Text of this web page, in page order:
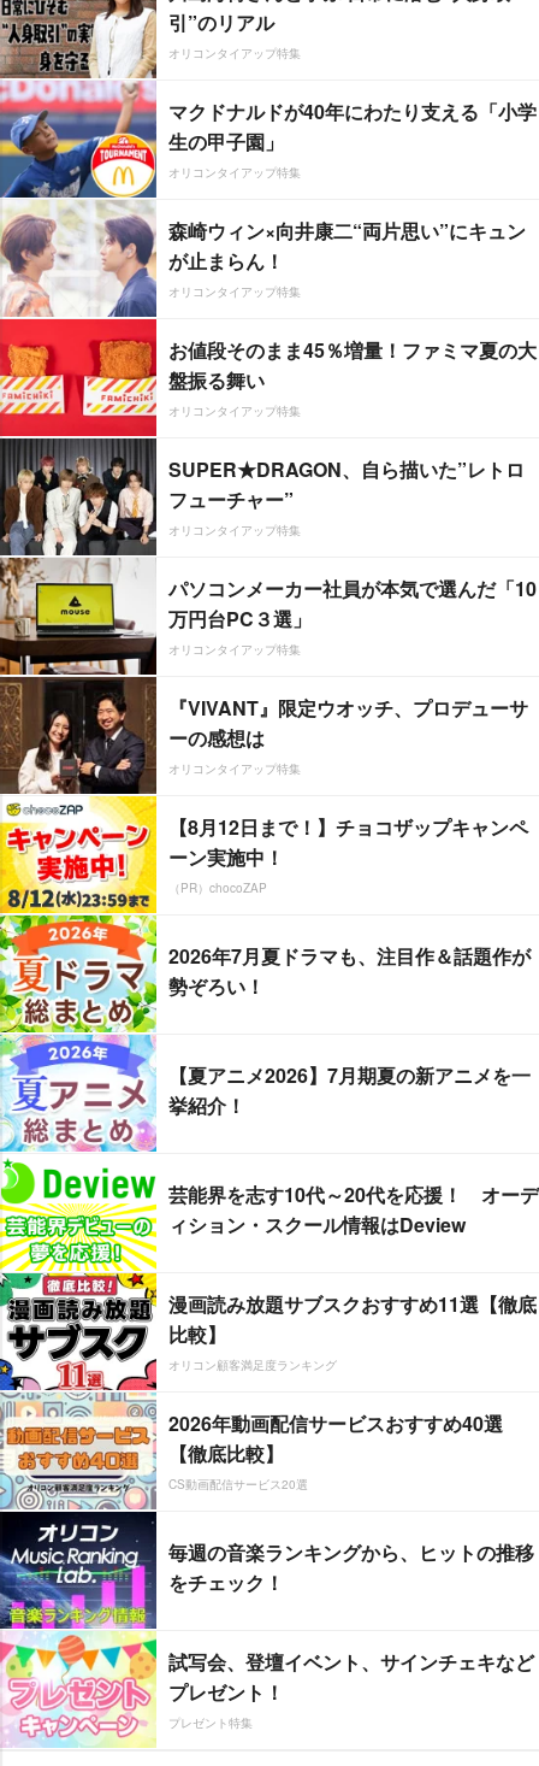
引”のリアル
オリコンタイアップ特集
マクドナルドが40年にわたり支える「小学
生の甲子園」
オリコンタイアップ特集
森崎ウィン×向井康二“両片思い”にキュン
が止まらん！
オリコンタイアップ特集
お値段そのまま45％増量！ファミマ夏の大
盤振る舞い
オリコンタイアップ特集
SUPER★DRAGON、自ら描いた”レトロ
フューチャー”
オリコンタイアップ特集
パソコンメーカー社員が本気で選んだ「10
万円台PC３選」
オリコンタイアップ特集
『VIVANT』限定ウオッチ、プロデューサ
ーの感想は
オリコンタイアップ特集
【8月12日まで！】チョコザップキャンペ
ーン実施中！
（PR）chocoZAP
2026年7月夏ドラマも、注目作＆話題作が
勢ぞろい！
【夏アニメ2026】7月期夏の新アニメを一
挙紹介！
芸能界を志す10代～20代を応援！ オーデ
ィション・スクール情報はDeview
漫画読み放題サブスクおすすめ11選【徹底
比較】
オリコン顧客満足度ランキング
2026年動画配信サービスおすすめ40選
【徹底比較】
CS動画配信サービス20選
毎週の音楽ランキングから、ヒットの推移
をチェック！
試写会、登壇イベント、サインチェキなど
プレゼント！
プレゼント特集